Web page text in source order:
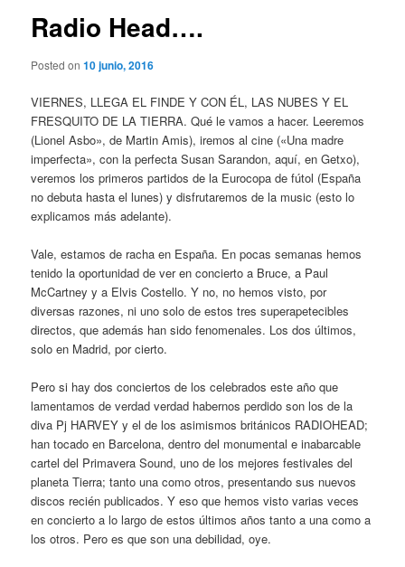
Radio Head….
Posted on10 junio, 2016
VIERNES, LLEGA EL FINDE Y CON ÉL, LAS NUBES Y EL
FRESQUITO DE LA TIERRA. Qué le vamos a hacer. Leeremos
(Lionel Asbo», de Martin Amis), iremos al cine («Una madre
imperfecta», con la perfecta Susan Sarandon, aquí, en Getxo),
veremos los primeros partidos de la Eurocopa de fútol (España
no debuta hasta el lunes) y disfrutaremos de la music (esto lo
explicamos más adelante).
Vale, estamos de racha en España. En pocas semanas hemos
tenido la oportunidad de ver en concierto a Bruce, a Paul
McCartney y a Elvis Costello. Y no, no hemos visto, por
diversas razones, ni uno solo de estos tres superapetecibles
directos, que además han sido fenomenales. Los dos últimos,
solo en Madrid, por cierto.
Pero si hay dos conciertos de los celebrados este año que
lamentamos de verdad verdad habernos perdido son los de la
diva Pj HARVEY y el de los asimismos británicos RADIOHEAD;
han tocado en Barcelona, dentro del monumental e inabarcable
cartel del Primavera Sound, uno de los mejores festivales del
planeta Tierra; tanto una como otros, presentando sus nuevos
discos recién publicados. Y eso que hemos visto varias veces
en concierto a lo largo de estos últimos años tanto a una como a
los otros. Pero es que son una debilidad, oye.